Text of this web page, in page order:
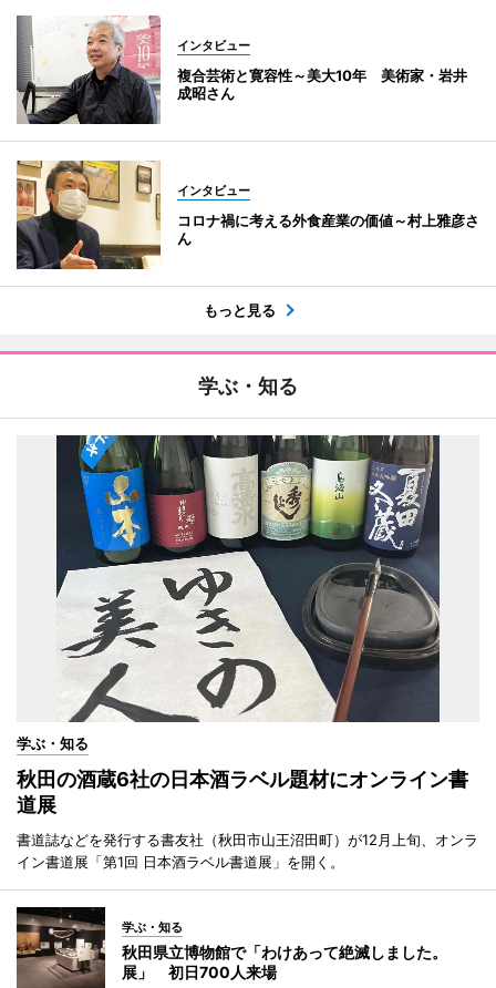
インタビュー
複合芸術と寛容性～美大10年 美術家・岩井
成昭さん
インタビュー
コロナ禍に考える外食産業の価値～村上雅彦さ
ん
もっと見る
学ぶ・知る
学ぶ・知る
秋田の酒蔵6社の日本酒ラベル題材にオンライン書
道展
書道誌などを発行する書友社（秋田市山王沼田町）が12月上旬、オンラ
イン書道展「第1回 日本酒ラベル書道展」を開く。
学ぶ・知る
秋田県立博物館で「わけあって絶滅しました。
展」 初日700人来場